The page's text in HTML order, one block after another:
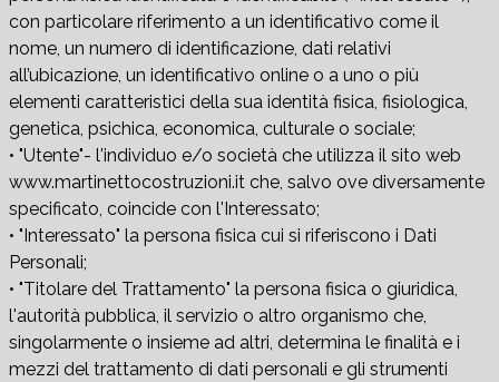
con particolare riferimento a un identificativo come il
nome, un numero di identificazione, dati relativi
all’ubicazione, un identificativo online o a uno o più
elementi caratteristici della sua identità fisica, fisiologica,
genetica, psichica, economica, culturale o sociale;
• "Utente"- l'individuo e/o società che utilizza il sito web
www.martinettocostruzioni.it che, salvo ove diversamente
specificato, coincide con l'Interessato;
• "Interessato" la persona fisica cui si riferiscono i Dati
Personali;
• "Titolare del Trattamento" la persona fisica o giuridica,
l'autorità pubblica, il servizio o altro organismo che,
singolarmente o insieme ad altri, determina le finalità e i
mezzi del trattamento di dati personali e gli strumenti